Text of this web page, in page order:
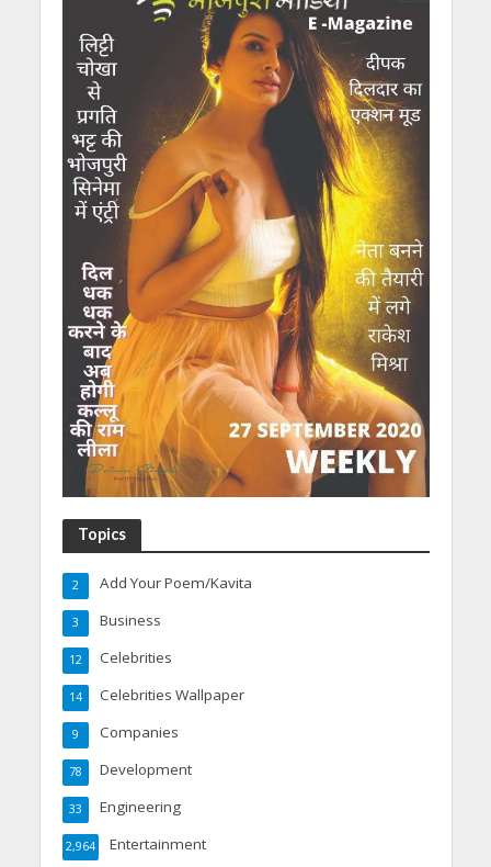
Topics
Add Your Poem/Kavita
2
Business
3
Celebrities
12
Celebrities Wallpaper
14
Companies
9
Development
78
Engineering
33
Entertainment
2,964